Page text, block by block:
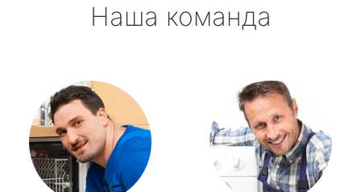
Наша команда